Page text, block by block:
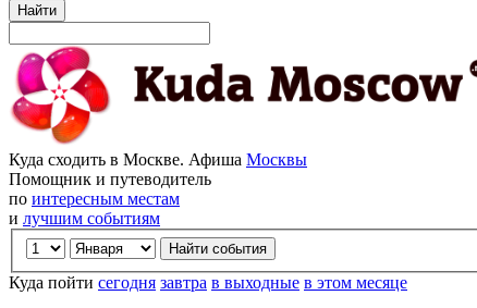
Найти
Куда сходить в Москве. Афиша Москвы
Помощник и путеводитель
по интересным местам
и лучшим событиям
Куда пойти сегодня завтра в выходные в этом месяце